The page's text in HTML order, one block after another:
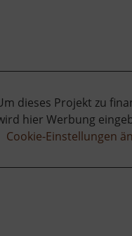
dieses Projekt zu
hier Werbung
Cookie-Einstellungen